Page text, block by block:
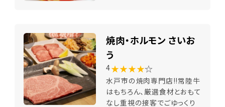
焼肉・ホルモン さいお
う
4★★★★☆
水戸市の焼肉専門店!!常陸牛
はもちろん、厳選食材とおもて
なし重視の接客でごゆっくり